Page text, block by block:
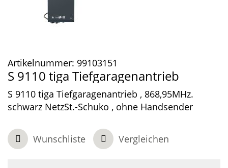
Artikelnummer: 99103151
S 9110 tiga Tiefgaragenantrieb
S 9110 tiga Tiefgaragenantrieb , 868,95MHz.
schwarz NetzSt.-Schuko , ohne Handsender
Wunschliste Vergleichen